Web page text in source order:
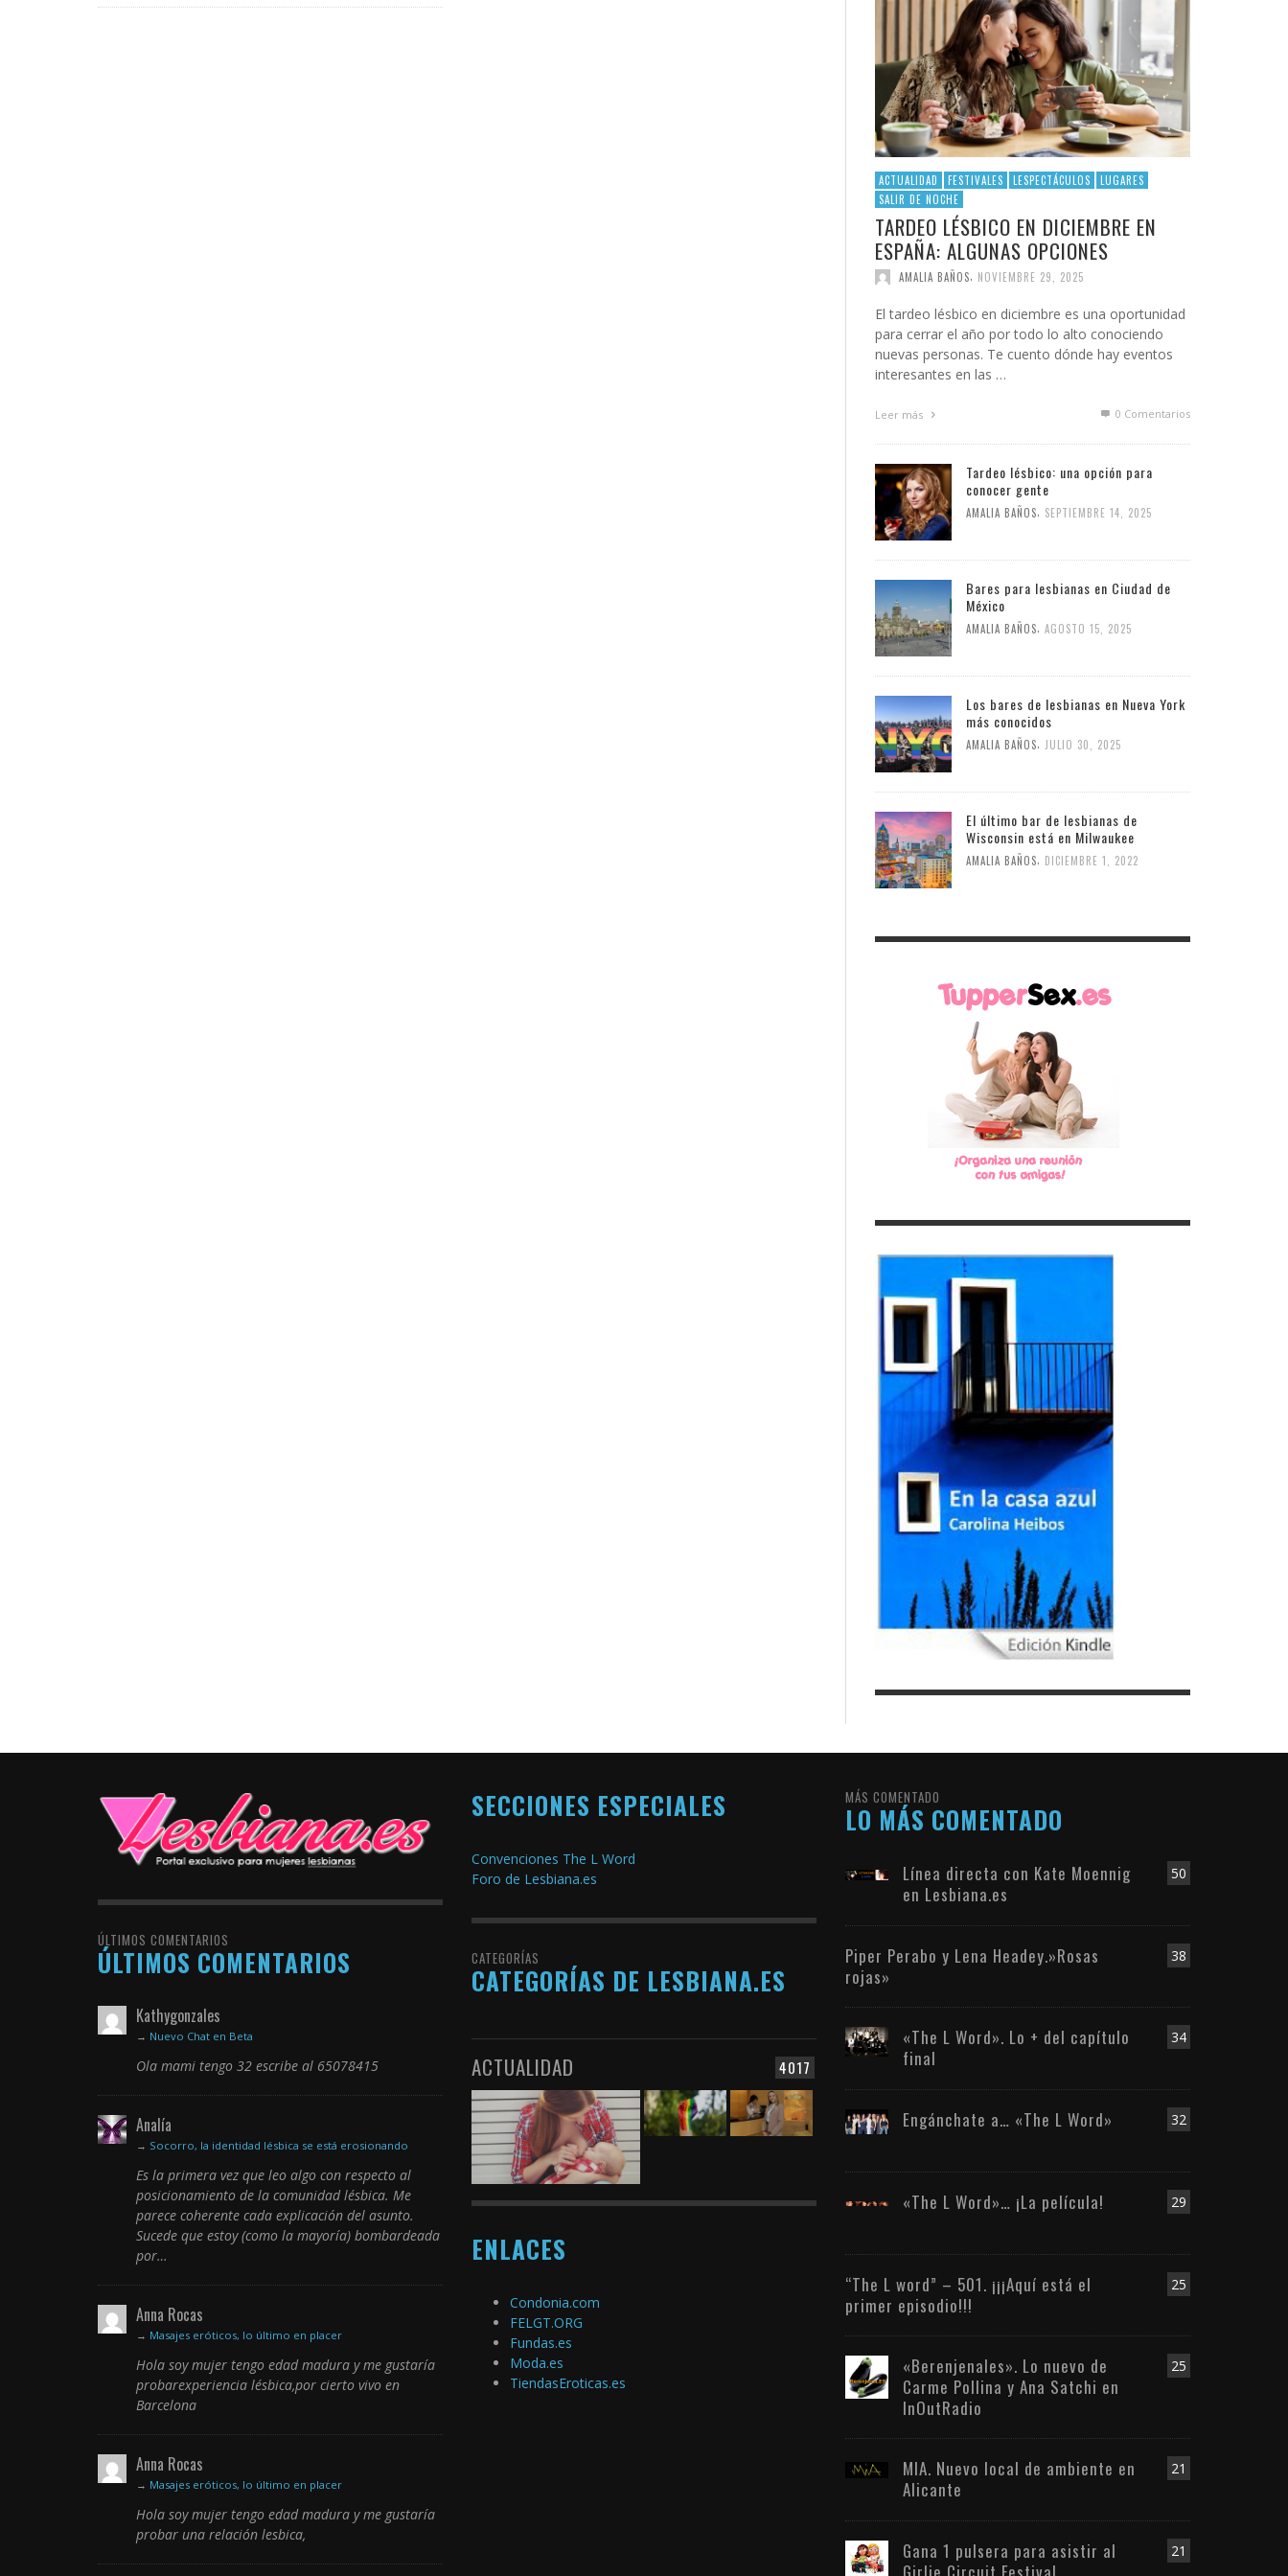
ACTUALIDAD FESTIVALES LESPECTÁCULOS
LUGARES
SALIR DE NOCHE
TARDEO LÉSBICO EN DICIEMBRE EN
ESPAÑA: ALGUNAS OPCIONES
AMALIA BAÑOS, NOVIEMBRE 29, 2025
El tardeo lésbico en diciembre es una oportunidad
para cerrar el año por todo lo alto conociendo
nuevas personas. Te cuento dónde hay eventos
interesantes en las …
Leer más 0 Comentarios
Tardeo lésbico: una opción para
conocer gente
AMALIA BAÑOS SEPTIEMBRE 14, 2025
Bares para lesbianas en Ciudad de
México
AMALIA BAÑOS AGOSTO 15, 2025
Los bares de lesbianas en Nueva York
más conocidos
AMALIA BAÑOS JULIO 30, 2025
El último bar de lesbianas de
Wisconsin está en Milwaukee
AMALIA BAÑOS DICIEMBRE 1, 2022
ÚLTIMOS COMENTARIOS
ÚLTIMOS COMENTARIOS
Kathygonzales
→ Nuevo Chat en Beta
Ola mami tengo 32 escribe al 65078415
Analía
→ Socorro, la identidad lésbica se está erosionando
Es la primera vez que leo algo con respecto al
posicionamiento de la comunidad lésbica. Me
parece coherente cada explicación del asunto.
Sucede que estoy (como la mayoría) bombardeada
por…
Anna Rocas
→ Masajes eróticos, lo último en placer
Hola soy mujer tengo edad madura y me gustaría
probarexperiencia lésbica,por cierto vivo en
Barcelona
Anna Rocas
→ Masajes eróticos, lo último en placer
Hola soy mujer tengo edad madura y me gustaría
probar una relación lesbica,
SECCIONES ESPECIALES
Convenciones The L Word
Foro de Lesbiana.es
CATEGORÍAS
CATEGORÍAS DE LESBIANA.ES
4017
ACTUALIDAD
ENLACES
Condonia.com
FELGT.ORG
Fundas.es
Moda.es
TiendasEroticas.es
MÁS COMENTADO
LO MÁS COMENTADO
50
Línea directa con Kate Moennig
en Lesbiana.es
38
Piper Perabo y Lena Headey.»Rosas
rojas»
34
«The L Word». Lo + del capítulo
final
32
Engánchate a… «The L Word»
29
«The L Word»… ¡La película!
25
“The L word” – 501. ¡¡¡Aquí está el
primer episodio!!!
25
«Berenjenales». Lo nuevo de
Carme Pollina y Ana Satchi en
InOutRadio
21
MIA. Nuevo local de ambiente en
Alicante
21
Gana 1 pulsera para asistir al